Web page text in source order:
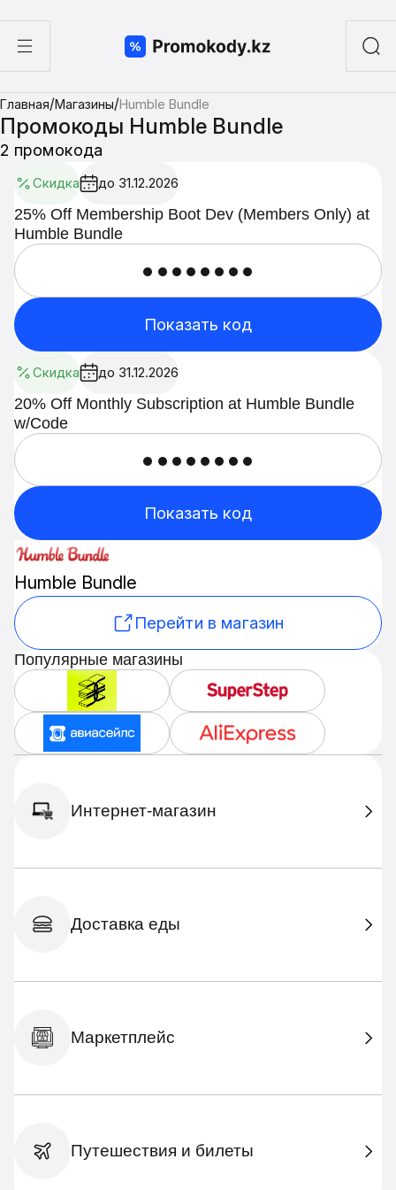
суши
Главная/Магазины/Humble Bundle
Промокоды Humble Bundle
2 промокода
Скидка до 31.12.2026
25% Off Membership Boot Dev (Members Only) at
Humble Bundle
••••••••
Показать код
Скидка до 31.12.2026
20% Off Monthly Subscription at Humble Bundle
w/Code
••••••••
Показать код
Humble Bundle
Перейти в магазин
Популярные магазины
Интернет-магазин
Доставка еды
Маркетплейс
Путешествия и билеты